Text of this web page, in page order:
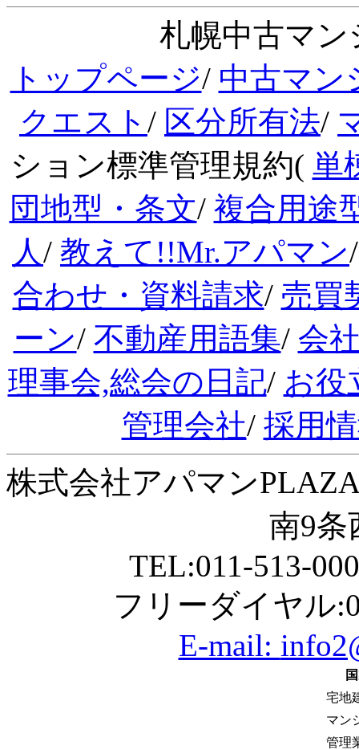
札幌中古マン
トップページ/ 中古マン
クエスト / 区分所有法/
ション標準管理規約( 単
団地型・条文/ 複合用途
人/ 教えて!!Mr.アパマン
合わせ・資料請求/ 売買
ーン/ 不動産用語集/ 会
理事会,総会の日記/ お役
管理会社/ 採用
株式会社アパマン
南9条
TEL:011-513-
フリーダイヤル
E-mail:
宅地
マン
管理